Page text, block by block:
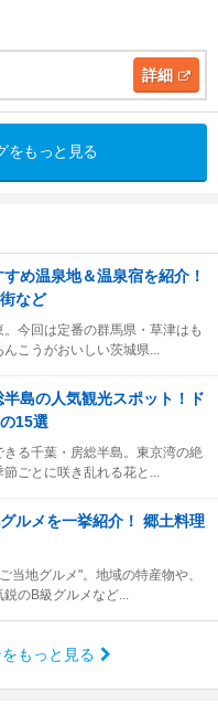
詳細
をもっと見る
すめ温泉地＆温泉宿を紹介！
など
今回は定番の群馬県・草津はも
こうがおいしい茨城県...
半島の人気観光スポット！ド
15選
る千葉・房総半島。東京湾の絶
ごとに咲き乱れる花と...
ルメを一挙紹介！ 郷土料理
当地グルメ"。地域の特産物や、
のB級グルメなど...
もっと見る